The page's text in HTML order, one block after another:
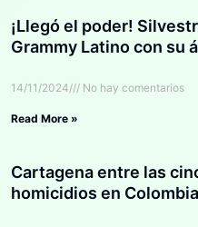
¡Llegó el poder!
Grammy Latino con su
14/11/2024 No hay comentarios
Read More »
Cartagena entre las
homicidios en